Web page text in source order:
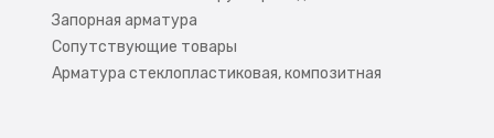
Запорная арматура
Сопутствующие товары
Арматура стеклопластиковая, композитная